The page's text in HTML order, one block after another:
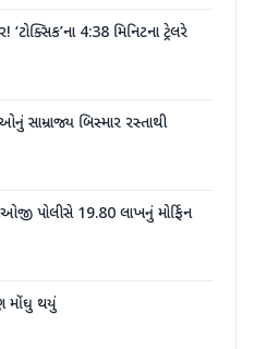
4:38 મિનિટના ટ્રેલરે
સામ્રાજ્ય બિસ્માર રસ્તાથી
પોલીસે 19.80 લાખનું મોર્ફિન
મોંઘુ થયું